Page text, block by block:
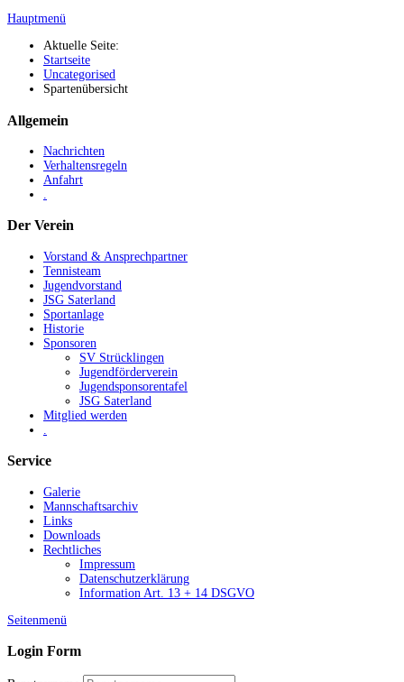
Hauptmenü
Aktuelle Seite:
Startseite
Uncategorised
Spartenübersicht
Allgemein
Nachrichten
Verhaltensregeln
Anfahrt
.
Der Verein
Vorstand & Ansprechpartner
Tennisteam
Jugendvorstand
JSG Saterland
Sportanlage
Historie
Sponsoren
SV Strücklingen
Jugendförderverein
Jugendsponsorentafel
JSG Saterland
Mitglied werden
Service
Galerie
Mannschaftsarchiv
Links
Downloads
Rechtliches
Impressum
Datenschutzerklärung
Information Art. 13 + 14 DSGVO
Seitenmenü
Login Form